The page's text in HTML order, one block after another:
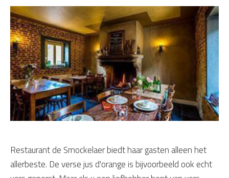
Restaurant de Smockelaer biedt haar gasten alleen het
allerbeste. De verse jus d'orange is bijvoorbeeld ook echt